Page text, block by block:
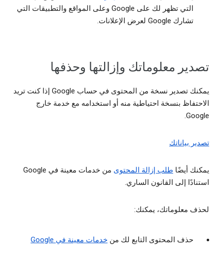
التي تظهر لك على Google وعلى المواقع والتطبيقات التي
تشارك Google لعرض الإعلانات.
تصدير معلوماتك وإزالتها وحذفها
يمكنك تصدير نسخة من المحتوى في حساب Google إذا كنت تريد
الاحتفاظ بنسخة احتياطية منه أو استخدامه مع خدمة خارج
Google.
تصدير بياناتك
يمكنك أيضًا طلب إزالة المحتوى
من خدمات معينة في Google
استنادًا إلى القانون الساري.
لحذف معلوماتك، يمكنك:
حذف المحتوى التابع لك من خدمات معينة في Google